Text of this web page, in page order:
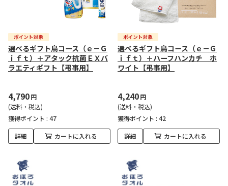
選べるギフト鳥コース（ｅ－Ｇ
ｉｆｔ）＋アタック抗菌ＥＸバ
ラエティギフト【弔事用】
4,790円
(送料・税込)
獲得ポイント : 47
詳細 カートに入れる
選べるギフト鳥コース（ｅ－Ｇ
ｉｆｔ）＋ハーフハンカチ ホ
ワイト【弔事用】
4,240円
(送料・税込)
獲得ポイント : 42
詳細 カートに入れる